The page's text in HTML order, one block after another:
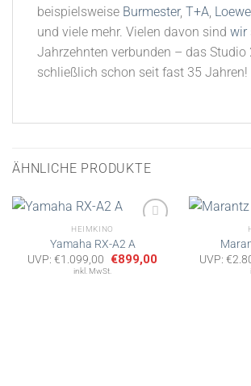
beispielsweise Burmester, T+A Loewe
und viele mehr. Vielen davon sind wir
Jahrzehnten verbunden – das Studio
schließlich schon seit fast 35 Jahren!
ÄHNLICHE PRODUKTE
Artikel
HEIMKINO
Yamaha RX-A2 A
UVP: €1.099,00
Ursprünglicher
Preis
€899,00Aktueller
inkl. MwSt.
UVP: €